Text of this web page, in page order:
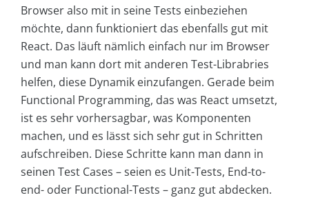
Browser also mit in seine Tests einbeziehen
möchte, dann funktioniert das ebenfalls gut mit
React. Das läuft nämlich einfach nur im Browser
und man kann dort mit anderen Test-Librabries
helfen, diese Dynamik einzufangen. Gerade beim
Functional Programming, das was React umsetzt,
ist es sehr vorhersagbar, was Komponenten
machen, und es lässt sich sehr gut in Schritten
aufschreiben. Diese Schritte kann man dann in
seinen Test Cases – seien es Unit-Tests, End-to-
end- oder Functional-Tests – ganz gut abdecken.